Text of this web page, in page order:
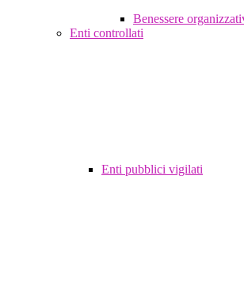
Benessere
Enti controllati
Enti pubblici vigilati